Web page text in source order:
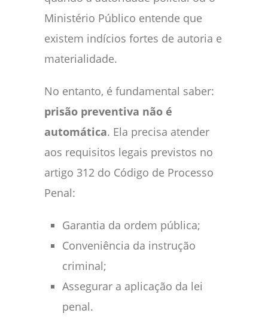
Ministério Público entende que
existem indícios fortes de autoria e
materialidade.
No entanto, é fundamental saber:
prisão preventiva não é
automática. Ela precisa atender
aos requisitos legais previstos no
artigo 312 do Código de Processo
Penal:
Garantia da ordem pública;
Conveniência da instrução
criminal;
Assegurar a aplicação da lei
penal.